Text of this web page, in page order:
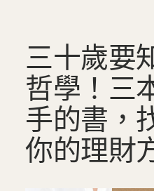
三十歲要
哲學！三
手的書，
你的理財